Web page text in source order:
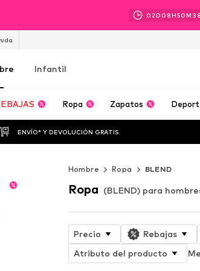
02D 08H50M 35
Infantil
Ropa Zapatos
ENVÍO* Y DEVOLUCIÓN GRATIS
Hombre Ropa BLEND
Ropa (BLEND) para
Precio Rebajas
Atributo del producto